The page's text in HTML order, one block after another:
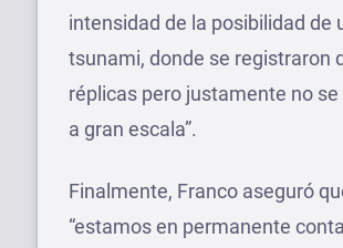
intensidad de la posibilidad de
tsunami, donde se registraron
réplicas pero justamente no
a gran escala”.
Finalmente, Franco aseguró
“estamos en permanente